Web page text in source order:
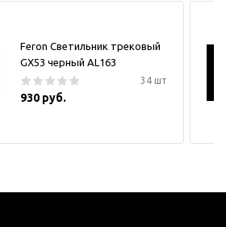
Feron Светильник трековый
GX53 черный AL163
34 шт
930 руб.